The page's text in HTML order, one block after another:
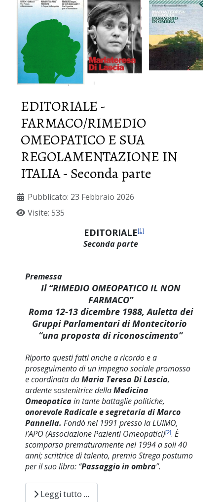
EDITORIALE -
FARMACO/RIMEDIO
OMEOPATICO E SUA
REGOLAMENTAZIONE IN
ITALIA - Seconda parte
Pubblicato: 23 Febbraio 2026
Visite: 535
EDITORIALE [1]
Seconda parte
Premessa
Il “RIMEDIO OMEOPATICO IL NON
FARMACO”
Roma 12-13 dicembre 1988, Auletta dei
Gruppi Parlamentari di Montecitorio
“una proposta di riconoscimento”
Riporto questi fatti anche a ricordo e a
proseguimento di un impegno sociale promosso
e coordinata daMaria Teresa Di Lascia,
ardente sostenitrice dellaMedicina
Omeopaticain tante battaglie politiche,
onorevole Radicale e segretaria di Marco
Pannella. Fondò nel 1991 presso la LUIMO,
l’APO (Associazione Pazienti Omeopatici)[2]. È
scomparsa prematuramente nel 1994 a soli 40
anni; scrittrice di talento, premio Strega postumo
per il suo libro: “Passaggio in ombra”.
Leggi tutto …